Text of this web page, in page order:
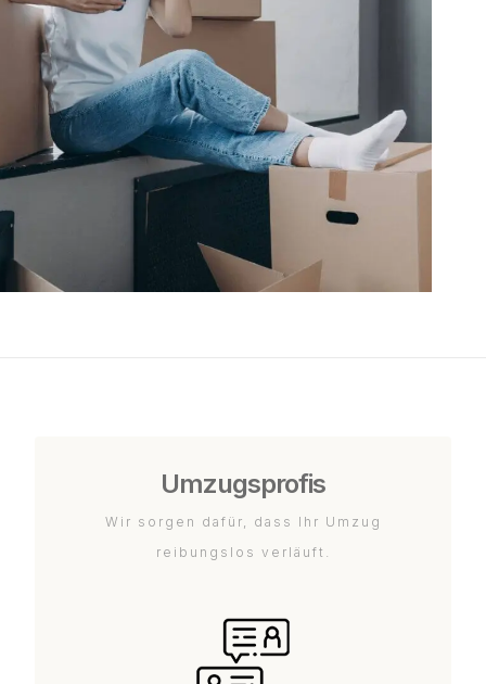
Umzugsprofis
Wir sorgen dafür, dass Ihr Umzug
reibungslos verläuft.